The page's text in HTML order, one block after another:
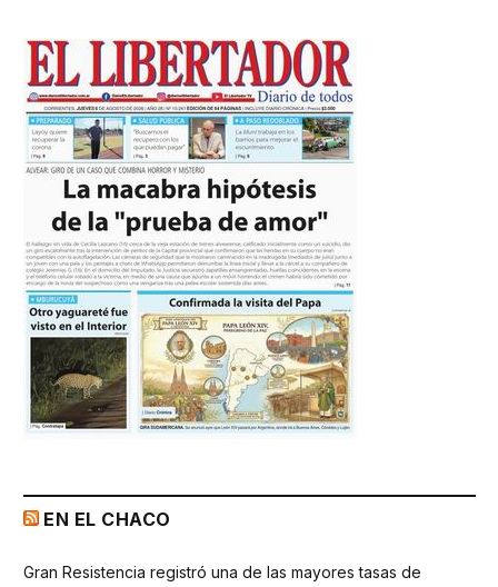
EN EL CHACO
Gran Resistencia registró una de las mayores tasas de